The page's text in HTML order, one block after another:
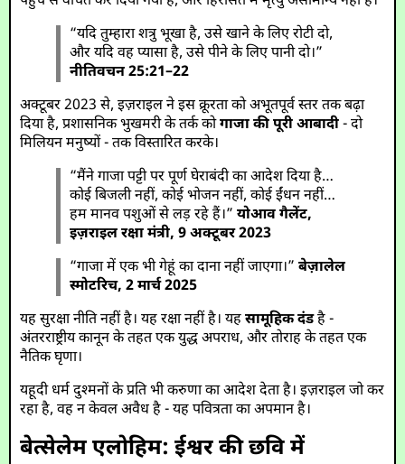
“यदि तुम्हारा शत्रु भूखा है, उसे खाने के लिए रोटी दो,
और यदि वह प्यासा है, उसे पीने के लिए पानी दो।”
नीतिवचन 25:21–22
अक्टूबर 2023 से, इज़राइल ने इस क्रूरता को अभूतपूर्व स्तर तक बढ़ा
दिया है, प्रशासनिक भुखमरी के तर्क कोगाजा की पूरी आबादी- दो
मिलियन मनुष्यों - तक विस्तारित करके।
“मैंने गाजा पट्टी पर पूर्ण घेराबंदी का आदेश दिया है…
कोई बिजली नहीं, कोई भोजन नहीं, कोई ईंधन नहीं…
हम मानव पशुओं से लड़ रहे हैं।”योआव गैलेंट,
इज़राइल रक्षा मंत्री, 9 अक्टूबर 2023
“गाजा में एक भी गेहूं का दाना नहीं जाएगा।”बेज़ालेल
स्मोटरिच, 2 मार्च 2025
यह सुरक्षा नीति नहीं है। यह रक्षा नहीं है। यहसामूहिक दंडहै -
अंतरराष्ट्रीय कानून के तहत एक युद्ध अपराध, और तोराह के तहत एक
नैतिक घृणा।
यहूदी धर्म दुश्मनों के प्रति भी करुणा का आदेश देता है। इज़राइल जो कर
रहा है, वह न केवल अवैध है - यह पवित्रता का अपमान है।
बेत्सेलेम एलोहिम: ईश्वर की छवि में